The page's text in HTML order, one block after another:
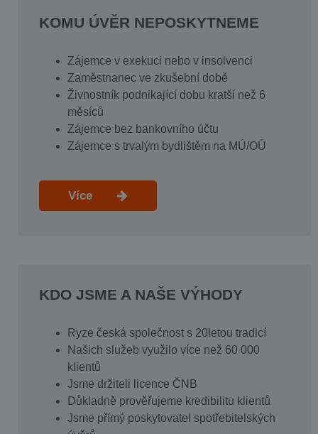
KOMU ÚVĚR NEPOSKYTNEME
Zájemce v exekuci nebo v insolvenci
Zaměstnanec ve zkušební době
Živnostník podnikající dobu kratší než 6
měsíců
Zájemce bez bankovního účtu
Zájemce s trvalým bydlištěm na MÚ/OÚ
Více
KDO JSME A NAŠE VÝHODY
Ryze česká společnost s 20letou tradicí
Našich služeb využilo více než 60 000
klientů
Jsme držiteli licence ČNB
Důkladně prověřujeme kredibilitu klientů
Jsme přímý poskytovatel spotřebitelských